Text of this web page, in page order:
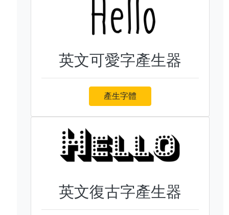
英文可愛字產生器
產生字體
英文復古字產生器